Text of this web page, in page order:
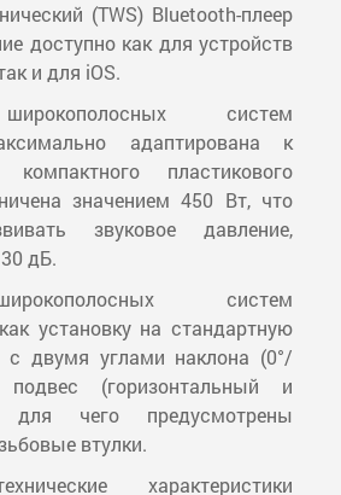
(TWS) Bluetooth-плеер
доступно как для устройств
и для iOS.
систем
адаптирована к
компактного пластикового
значением 450 Вт, что
звуковое давление,
дБ.
систем
установку на стандартную
двумя углами наклона (0°/
(горизонтальный и
для чего предусмотрены
втулки.
характеристики